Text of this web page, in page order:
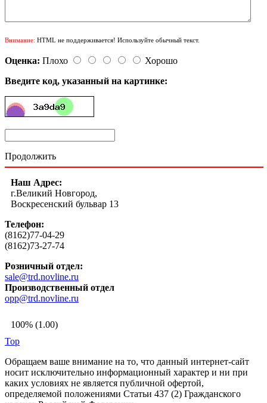
Внимание: HTML не поддерживается! Используйте обычный текст.
Оценка: Плохо
Хорошо
Введите код, указанный на картинке:
Продолжить
Наш Адрес:
г.Великий Новгород,
Воскресенский бульвар 13
Телефон:
(8162)77-04-29
(8162)73-27-74
Розничный отдел:
sale@trd.novline.ru
Производственный отдел
opp@trd.novline.ru
100% (1.00)
Top
Обращаем ваше внимание на то, что данный интернет-сайт
носит исключительно информационный характер и ни при
каких условиях не является публичной офертой,
определяемой положениями Статьи 437 (2) Гражданского